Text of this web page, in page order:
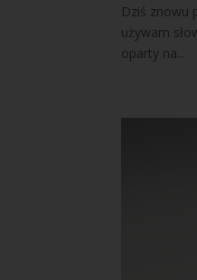
Dziś znowu
używam
oparty na...